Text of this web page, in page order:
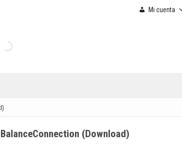
Mi cuenta
(Download)